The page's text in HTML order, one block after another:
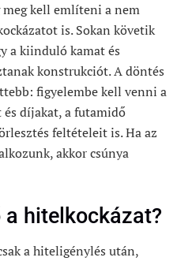
kell említeni a nem
is. Sokan követik
a kiinduló kamat és
konstrukciót. A döntés
figyelembe kell venni a
díjakat, a futamidő
feltételeit is. Ha az
akkor csúnya
a hitelkockázat?
a hiteligénylés után,